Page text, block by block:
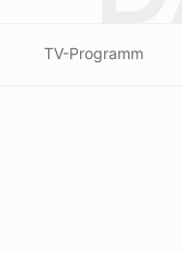
TV-Programm